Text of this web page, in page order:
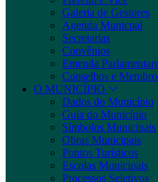
Galeria de Gestores
Agenda Municpal
Secretarias
Convênios
Emenda
Conselhos e
O MUNICÍPIO
Dados do Município
Guia do Município
Símbolos Municipais
Obras Municipais
Pontos Turísticos
Escolas Municipais
Processos Seletivos